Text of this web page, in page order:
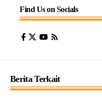
Find Us on Socials
Berita Terkait